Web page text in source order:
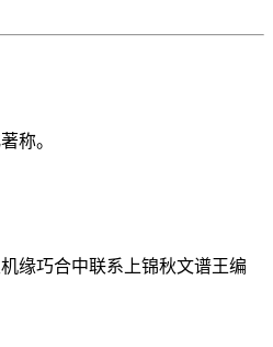
称。
缘巧合中联系上锦秋文谱王编